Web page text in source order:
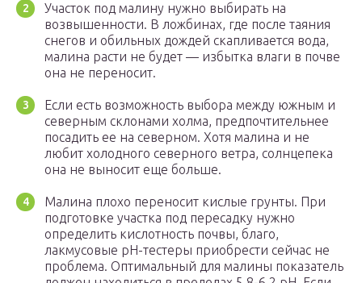
Участок под малину нужно выбирать на
возвышенности. В ложбинах, где после таяния
снегов и обильных дождей скапливается вода,
малина расти не будет — избытка влаги в почве
она не переносит.
Если есть возможность выбора между южным и
северным склонами холма, предпочтительнее
посадить ее на северном. Хотя малина и не
любит холодного северного ветра, солнцепека
она не выносит еще больше.
Малина плохо переносит кислые грунты. При
подготовке участка под пересадку нужно
определить кислотность почвы, благо,
лакмусовые рН-тестеры приобрести сейчас не
проблема. Оптимальный для малины показатель